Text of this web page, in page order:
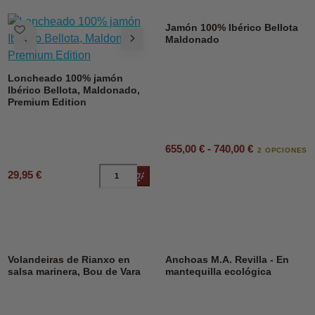
Loncheado 100% jamón
Ibérico Bellota, Maldonado,
Premium Edition
29,95 € Añadir al carrito
Jamón 100% Ibérico Bellota
Maldonado
655,00 € - 740,00 € 2 OPCIONES
DESCUENTO23%
Volandeiras de Rianxo en
salsa marinera, Bou de Vara
Anchoas M.A. Revilla - En
mantequilla ecológica